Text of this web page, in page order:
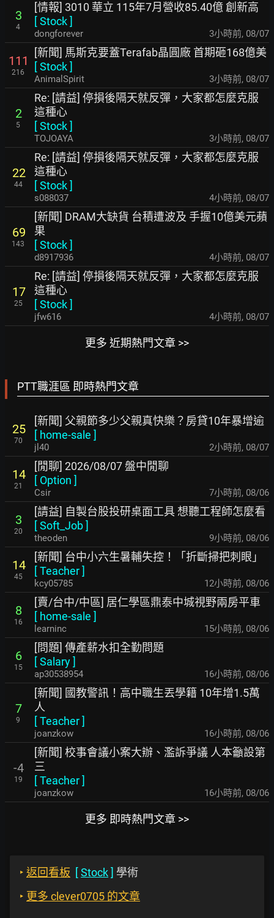
3
4
[情報] 3010 華立 115年7月營收85.40億 創新高
[Stock]
dongforever 3小時前, 08/07
111
216
[新聞] 馬斯克要蓋Terafab晶圓廠 首期砸168億美
[Stock]
AnimalSpirit 3小時前, 08/07
2
5
Re: [請益] 停損後隔天就反彈，大家都怎麼克服
這種心
[Stock]
TOJOAYA 3小時前, 08/07
22
44
Re: [請益] 停損後隔天就反彈，大家都怎麼克服
這種心
[Stock]
s088037 4小時前, 08/07
69
143
[新聞] DRAM大缺貨 台積遭波及 手握10億美元蘋
果
[Stock]
d8917936 4小時前, 08/07
17
25
Re: [請益] 停損後隔天就反彈，大家都怎麼克服
這種心
[Stock]
jfw616 4小時前, 08/07
更多 近期熱門文章 >>
PTT職涯區 即時熱門文章
25
70
[新聞] 父親節多少父親真快樂？房貸10年暴增逾
[ home-sale ]
jl40 2小時前, 08/07
14
21
[閒聊] 2026/08/07 盤中閒聊
[ Option ]
Csir 7小時前, 08/06
3
20
[請益] 自製台股投研桌面工具 想聽工程師怎麼看
[Soft_Job]
theoden 9小時前, 08/06
14
45
[新聞] 台中小六生暑輔失控！「折斷掃把刺眼」
[Teacher]
kcy05785 12小時前, 08/06
8
16
[賣/台中/中區] 居仁學區鼎泰中城視野兩房平車
[ home-sale ]
learninc 15小時前, 08/06
6
15
[問題] 傳產薪水扣全勤問題
[Salary]
ap30538954 16小時前, 08/06
7
9
[新聞] 國教警訊！高中職生丟學籍 10年增1.5萬
人
[Teacher]
joanzkow 16小時前, 08/06
-4
19
[新聞] 校事會議小案大辦、濫訴爭議 人本籲設第
三
[Teacher]
joanzkow 16小時前, 08/06
更多 即時熱門文章 >>
‣ 返回看板 [Stock] 學術
‣ 更多 clever0705 的文章